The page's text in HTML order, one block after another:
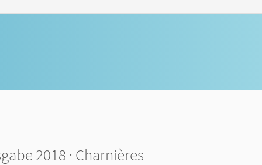
2018 · Charnières